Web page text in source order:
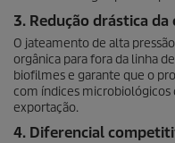
3. Redução drástica
O jateamento de alta
orgânica para fora da linha
biofilmes e garante que o
com índices microbiológicos
exportação.
4. Diferencial